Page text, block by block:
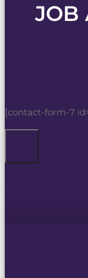
JOB
[contact-form-7